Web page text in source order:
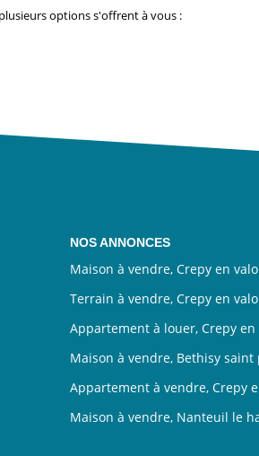
options s'offrent à vous :
NOS ANNONCES
Maison à vendre, Crepy en
Terrain à vendre, Crepy en
Appartement à louer, Crepy en
Maison à vendre, Bethisy saint
Appartement à vendre, Crepy
Maison à vendre, Nanteuil le